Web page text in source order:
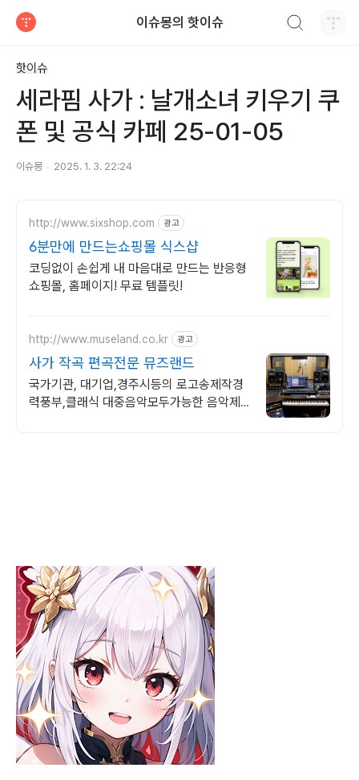
이슈몽의 핫이슈
핫이슈
세라핌 사가 : 날개소녀 키우기 쿠
폰 및 공식 카페 25-01-05
이슈몽 2025. 1. 3. 22:24
http://www.sixshop.com 광고
6분만에 만드는쇼핑몰 식스샵
코딩없이 손쉽게 내 마음대로 만드는 반응형
쇼핑몰, 홈페이지! 무료 템플릿!
http://www.museland.co.kr 광고
사가 작곡 편곡전문 뮤즈랜드
국가기관, 대기업,경주시등의 로고송제작경
력풍부,클래식 대중음악모두가능한 음악제